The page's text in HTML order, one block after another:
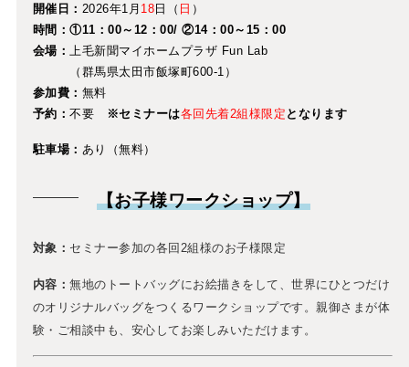
開催日： 2026年1月 18日（ 日 ）
時間：①11：00～12：00/ ②14：00～15：00
会場：
上毛新聞マイホームプラザ Fun Lab
（群馬県太田市飯塚町600-1）
参加費： 無料
予約：不要 ※セミナーは各回先着2組様限定 となります
駐車場： あり（無料）
【お子様ワークショップ】
対象： セミナー参加の各回2組様のお子様限定
内容：無地のトートバッグにお絵描きをして、世界にひとつだけ
のオリジナルバッグをつくるワークショップです。親御さまが体
験・ご相談中も、安心してお楽しみいただけます。